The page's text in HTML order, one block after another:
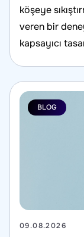
köşeye
veren bir
kapsayıcı
BLOG
09.08.2026